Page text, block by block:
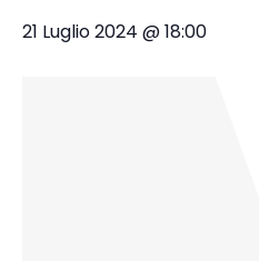
21 Luglio 2024 @ 18:00